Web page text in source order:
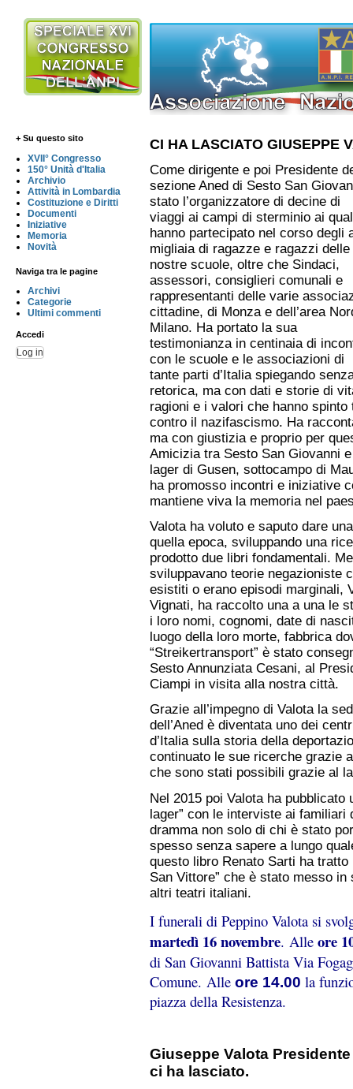
+ Su questo sito
XVII° Congresso
150° Unità d'Italia
Archivio
Attività in Lombardia
Costituzione e Diritti
Documenti
Iniziative
Memoria
Novità
Naviga tra le pagine
Archivi
Categorie
Ultimi commenti
Accedi
Log in
CI HA LASCIATO GIUSEPPE
Come dirigente e poi Presidente
sezione Aned di Sesto San
stato l’organizzatore di decine di
viaggi ai campi di sterminio ai
hanno partecipato nel corso degli
migliaia di ragazze e ragazzi delle
nostre scuole, oltre che Sindaci,
assessori, consiglieri comunali e
rappresentanti delle varie
cittadine, di Monza e dell’area
Milano. Ha portato la sua
testimonianza in centinaia di
con le scuole e le associazioni di
tante parti d’Italia spiegando
retorica, ma con dati e storie di
ragioni e i valori che hanno
contro il nazifascismo. Ha
ma con giustizia e proprio per
Amicizia tra Sesto San Giovanni
lager di Gusen, sottocampo di
ha promosso incontri e iniziative
mantiene viva la memoria nel
Valota ha voluto e saputo dare
quella epoca, sviluppando una
prodotto due libri fondamentali.
sviluppavano teorie negazioniste
esistiti o erano episodi marginali,
Vignati, ha raccolto una a una le
i loro nomi, cognomi, date di
luogo della loro morte, fabbrica
“Streikertransport” è stato
Sesto Annunziata Cesani, al
Ciampi in visita alla nostra città.
Grazie all’impegno di Valota la
dell’Aned è diventata uno dei
d’Italia sulla storia della
continuato le sue ricerche grazie
che sono stati possibili grazie al
Nel 2015 poi Valota ha
lager” con le interviste ai
dramma non solo di chi è stato
spesso senza sapere a lungo
questo libro Renato Sarti ha
San Vittore” che è stato messo
altri teatri italiani.
I funerali di Peppino Valota si
martedì 16 novembre. Alle ore
di San Giovanni Battista Via
Comune. Alle ore 14.00 la
piazza della Resistenza.
Giuseppe Valota
ci ha lasciato.